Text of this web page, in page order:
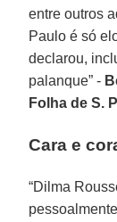
entre outros
Paulo é só
declarou,
palanque” -
Folha de S.
Cara e
“Dilma